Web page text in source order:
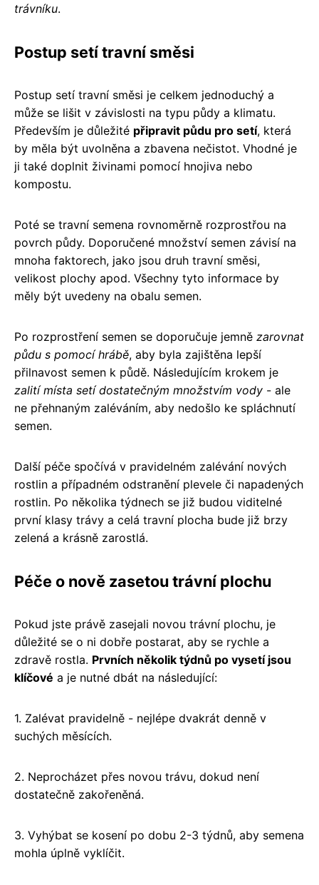
trávníku.
Postup setí travní směsi
Postup setí travní směsi je celkem jednoduchý a
může se lišit v závislosti na typu půdy a klimatu.
Především je důležité připravit půdu pro setí, která
by měla být uvolněna a zbavena nečistot. Vhodné je
ji také doplnit živinami pomocí hnojiva nebo
kompostu.
Poté se travní semena rovnoměrně rozprostřou na
povrch půdy. Doporučené množství semen závisí na
mnoha faktorech, jako jsou druh travní směsi,
velikost plochy apod. Všechny tyto informace by
měly být uvedeny na obalu semen.
Po rozprostření semen se doporučuje jemně zarovnat
půdu s pomocí hrábě, aby byla zajištěna lepší
přilnavost semen k půdě. Následujícím krokem je
zalití místa setí dostatečným množstvím vody - ale
ne přehnaným zaléváním, aby nedošlo ke spláchnutí
semen.
Další péče spočívá v pravidelném zalévání nových
rostlin a případném odstranění plevele či napadených
rostlin. Po několika týdnech se již budou viditelné
první klasy trávy a celá travní plocha bude již brzy
zelená a krásně zarostlá.
Péče o nově zasetou trávní plochu
Pokud jste právě zasejali novou trávní plochu, je
důležité se o ni dobře postarat, aby se rychle a
zdravě rostla. Prvních několik týdnů po vysetí jsou
klíčové a je nutné dbát na následující:
1. Zalévat pravidelně - nejlépe dvakrát denně v
suchých měsících.
2. Neprocházet přes novou trávu, dokud není
dostatečně zakořeněná.
3. Vyhýbat se kosení po dobu 2-3 týdnů, aby semena
mohla úplně vyklíčit.